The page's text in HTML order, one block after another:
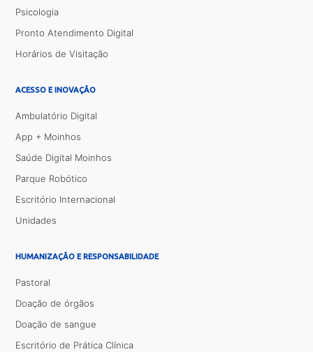
Psicologia
Pronto Atendimento Digital
Horários de Visitação
ACESSO E INOVAÇÃO
Ambulatório Digital
App + Moinhos
Saúde Digital Moinhos
Parque Robótico
Escritório Internacional
Unidades
HUMANIZAÇÃO E RESPONSABILIDADE
Pastoral
Doação de órgãos
Doação de sangue
Escritório de Prática Clínica